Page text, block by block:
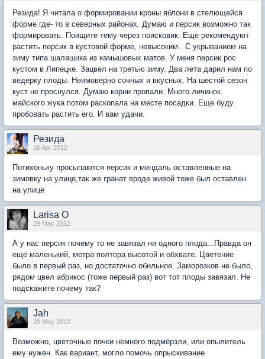
Резида! Я читала о формировании кроны яблони в стелющейся
форме где- то в северных районах. Думаю и персик возможно так
формировать. Поищите тему через поисковик. Еще рекомендуют
растить персик в кустовой форме, невысоким . С укрыванием на
зиму типа шалашика из камышовых матов. У меня персик рос
кустом в Липецке. Зацвел на третью зиму. Два лета дарил нам по
ведерку плоды. Неимоверно сочных и вкусных. На шестой сезон
куст не проснулся. Думаю корни пропали. Много личинок
майского жука потом раскопала на месте посадки. Еще буду
пробовать растить его. И вам удачи.
Резида
16 Apr 2012
Потихоньку просыпаются персик и миндаль оставленные на
зимовку на улице,так же гранат вроде живой тоже был оставлен
на улице
Larisa O
29 May 2012
А у нас персик почему то не завязал ни одного плода...Правда он
еще маленький, метра полтора высотой и обхвате. Цветение
было в первый раз, но достаточно обильное. Заморозков не было,
рядом цвел абрикос (тоже первый раз) вот тот плоды завязал. Не
подскажите почему так?
Jah
29 May 2012
Возможно, цветочные почки немного подмёрзли, или опылитель
ему нужен. Как вариант, могло помочь опрыскивание